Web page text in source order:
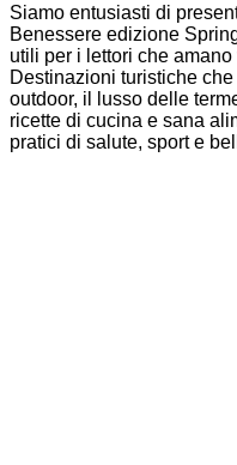
Siamo entusiasti di
Benessere edizione
utili per i lettori che
Destinazioni turistiche
outdoor, il lusso delle
ricette di cucina e sana
pratici di salute, sport e